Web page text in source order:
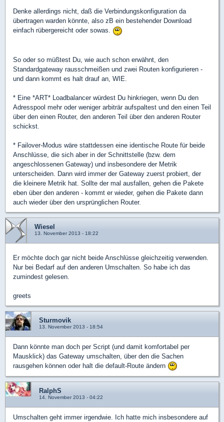
Denke allerdings nicht, daß die Verbindungskonfiguration da
übertragen warden könnte, also zB ein bestehender Download
einfach rübergereicht oder sowas.
So oder so müßtest Du, wie auch schon erwähnt, den
Standardgateway rausschmeißen und zwei Routen konfigurieren -
und dann kommt es halt drauf an, WIE.
* Eine *ART* Loadbalancer würdest Du hinkriegen, wenn Du den
Adresspool mehr oder weniger arbiträr aufspaltest und den einen Teil
über den einen Router, den anderen Teil über den anderen Router
schickst.
* Failover-Modus wäre stattdessen eine identische Route für beide
Anschlüsse, die sich aber in der Schnittstelle (bzw. dem
angeschlossenen Gateway) und insbesondere der Metrik
unterscheiden. Dann wird immer der Gateway zuerst probiert, der
die kleinere Metrik hat. Sollte der mal ausfallen, gehen die Pakete
eben über den anderen - kommt er wieder, gehen die Pakete dann
auch wieder über den ursprünglichen Router.
Wiesel
13. November 2013 - 18:22
Er möchte doch gar nicht beide Anschlüsse gleichzeitig verwenden.
Nur bei Bedarf auf den anderen Umschalten. So habe ich das
zumindest gelesen.
greets
Sturmovik
13. November 2013 - 18:54
Dann könnte man doch per Script (und damit komfortabel per
Mausklick) das Gateway umschalten, über den die Sachen
rausgehen können oder halt die default-Route ändern
RalphS
14. November 2013 - 04:22
Umschalten geht immer irgendwie. Ich hatte mich insbesondere auf